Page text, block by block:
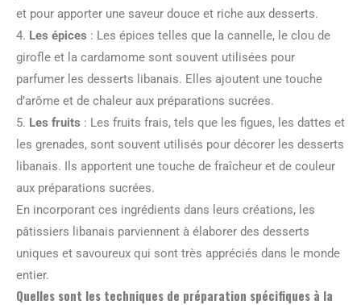
et pour apporter une saveur douce et riche aux desserts.
4. Les épices : Les épices telles que la cannelle, le clou de
girofle et la cardamome sont souvent utilisées pour
parfumer les desserts libanais. Elles ajoutent une touche
d’arôme et de chaleur aux préparations sucrées.
5. Les fruits : Les fruits frais, tels que les figues, les dattes et
les grenades, sont souvent utilisés pour décorer les desserts
libanais. Ils apportent une touche de fraîcheur et de couleur
aux préparations sucrées.
En incorporant ces ingrédients dans leurs créations, les
pâtissiers libanais parviennent à élaborer des desserts
uniques et savoureux qui sont très appréciés dans le monde
entier.
Quelles sont les techniques de préparation spécifiques à la